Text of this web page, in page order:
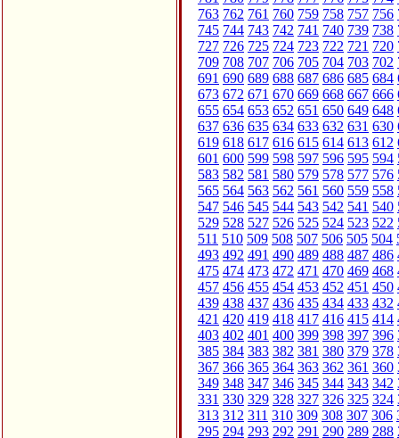
763 762 761 760 759 758 757 756
745 744 743 742 741 740 739 738
727 726 725 724 723 722 721 720
709 708 707 706 705 704 703 702
691 690 689 688 687 686 685 684
673 672 671 670 669 668 667 666
655 654 653 652 651 650 649 648
637 636 635 634 633 632 631 630
619 618 617 616 615 614 613 612
601 600 599 598 597 596 595 594
583 582 581 580 579 578 577 576
565 564 563 562 561 560 559 558
547 546 545 544 543 542 541 540
529 528 527 526 525 524 523 522
511 510 509 508 507 506 505 504
493 492 491 490 489 488 487 486
475 474 473 472 471 470 469 468
457 456 455 454 453 452 451 450
439 438 437 436 435 434 433 432
421 420 419 418 417 416 415 414
403 402 401 400 399 398 397 396
385 384 383 382 381 380 379 378
367 366 365 364 363 362 361 360
349 348 347 346 345 344 343 342
331 330 329 328 327 326 325 324
313 312 311 310 309 308 307 306
295 294 293 292 291 290 289 288